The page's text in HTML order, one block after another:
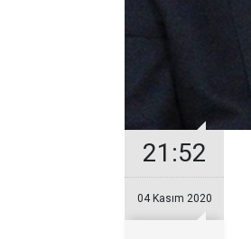
21:52
04 Kasım 2020